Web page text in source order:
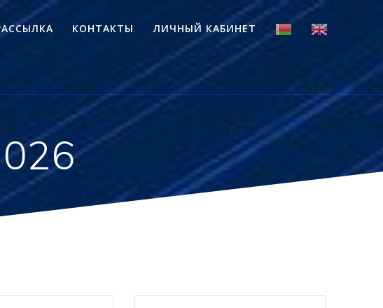
КОНТАКТЫ ЛИЧНЫЙ КАБИНЕТ